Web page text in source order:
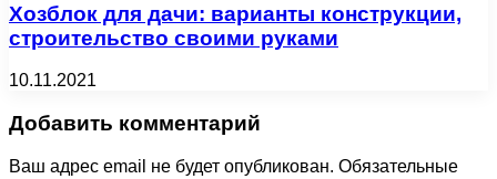
Хозблок для дачи: варианты конструкции,
строительство своими руками
10.11.2021
Добавить комментарий
Ваш адрес email не будет опубликован. Обязательные